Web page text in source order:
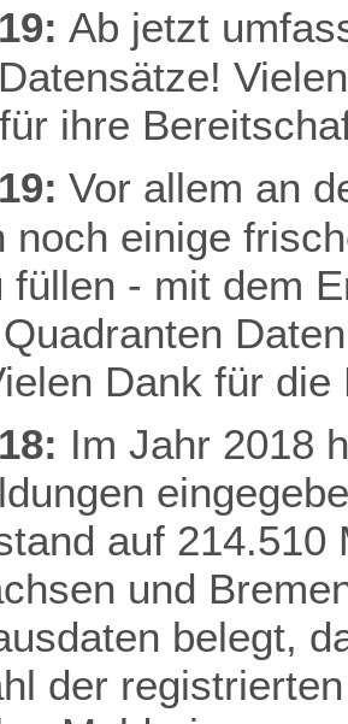
Ab jetzt
ihre
Vor allem an
noch einige
füllen - mit dem
Dank für die
Im Jahr 2018
auf
und
belegt,
der